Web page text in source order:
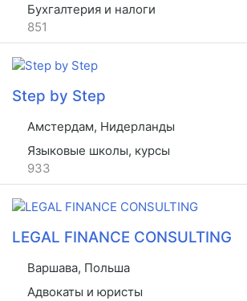
Бухгалтерия и налоги
851
Step by Step
Амстердам, Нидерланды
Языковые школы, курсы
933
LEGAL FINANCE CONSULTING
Варшава, Польша
Адвокаты и юристы